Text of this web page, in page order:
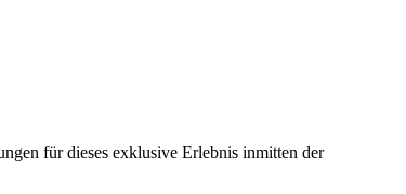
für dieses exklusive Erlebnis inmitten der